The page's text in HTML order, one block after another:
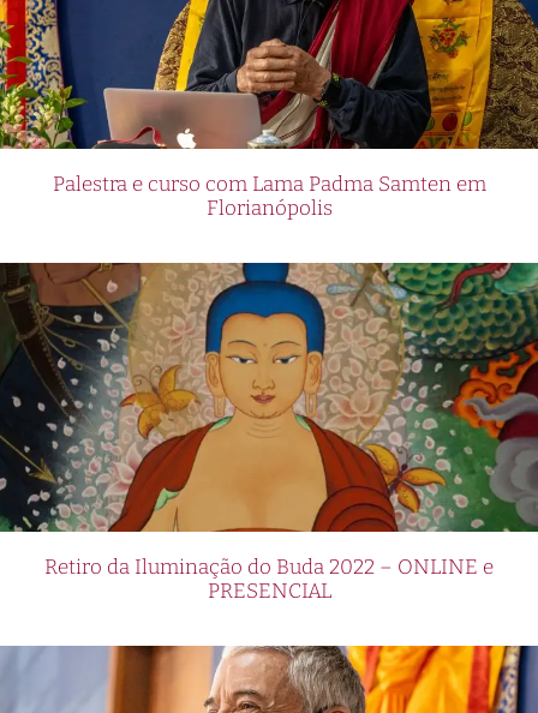
Palestra e curso com Lama Padma Samten em
Florianópolis
Retiro da Iluminação do Buda 2022 – ONLINE e
PRESENCIAL